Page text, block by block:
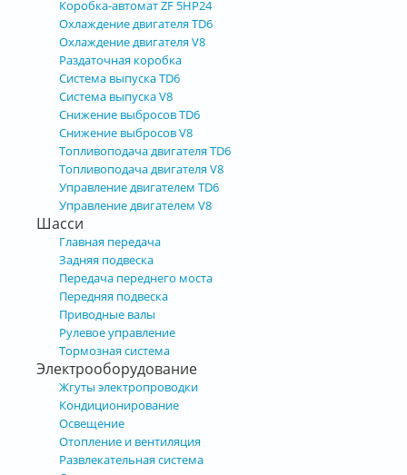
Коробка-автомат ZF 5HP24
Охлаждение двигателя TD6
Охлаждение двигателя V8
Раздаточная коробка
Система выпуска TD6
Система выпуска V8
Снижение выбросов TD6
Снижение выбросов V8
Топливоподача двигателя TD6
Топливоподача двигателя V8
Управление двигателем TD6
Управление двигателем V8
Шасси
Главная передача
Задняя подвеска
Передача переднего моста
Передняя подвеска
Приводные валы
Рулевое управление
Тормозная система
Электрооборудование
Жгуты электропроводки
Кондиционирование
Освещение
Отопление и вентиляция
Развлекательная система